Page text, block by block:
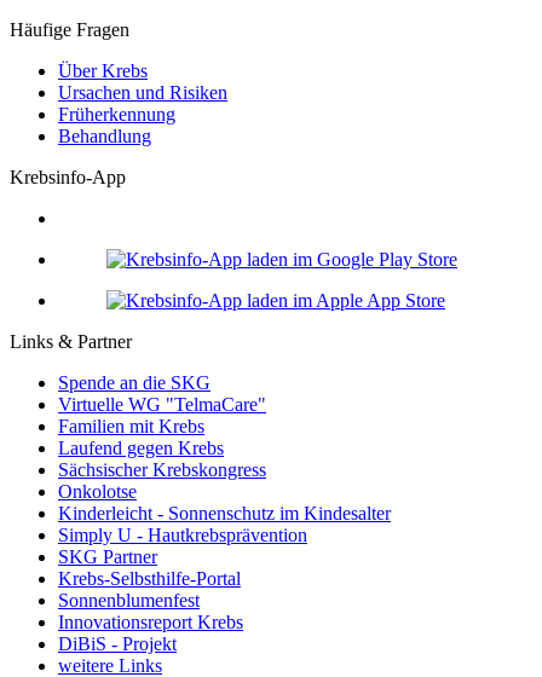
Häufige Fragen
Über Krebs
Ursachen und Risiken
Früherkennung
Behandlung
Krebsinfo-App
Links & Partner
Spende an die SKG
Virtuelle WG "TelmaCare"
Familien mit Krebs
Laufend gegen Krebs
Sächsischer Krebskongress
Onkolotse
Kinderleicht - Sonnenschutz im Kindesalter
Simply U - Hautkrebsprävention
SKG Partner
Krebs-Selbsthilfe-Portal
Sonnenblumenfest
Innovationsreport Krebs
DiBiS - Projekt
weitere Links